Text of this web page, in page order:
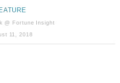
10億美元回購 派息比率目標維持
再出手 斥4億美元押注未上市公
@ Fortune Insight
11, 2018